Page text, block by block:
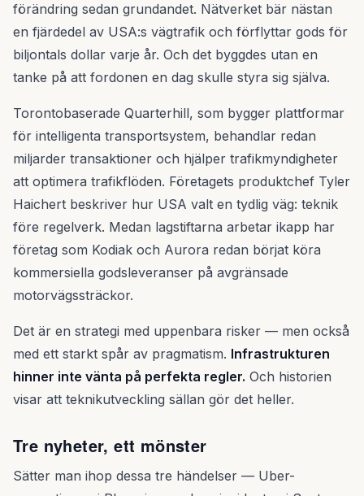
förändring sedan grundandet. Nätverket bär nästan
en fjärdedel av USA:s vägtrafik och förflyttar gods för
biljontals dollar varje år. Och det byggdes utan en
tanke på att fordonen en dag skulle styra sig själva.
Torontobaserade Quarterhill, som bygger plattformar
för intelligenta transportsystem, behandlar redan
miljarder transaktioner och hjälper trafikmyndigheter
att optimera trafikflöden. Företagets produktchef Tyler
Haichert beskriver hur USA valt en tydlig väg: teknik
före regelverk. Medan lagstiftarna arbetar ikapp har
företag som Kodiak och Aurora redan börjat köra
kommersiella godsleveranser på avgränsade
motorvägssträckor.
Det är en strategi med uppenbara risker — men också
med ett starkt spår av pragmatism. Infrastrukturen
hinner inte vänta på perfekta regler. Och historien
visar att teknikutveckling sällan gör det heller.
Tre nyheter, ett mönster
Sätter man ihop dessa tre händelser — Uber-